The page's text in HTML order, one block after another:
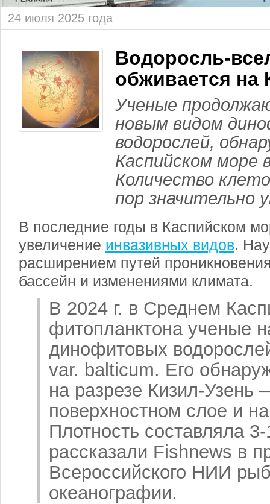
24 июля 2025 года
Водоросль-
обживается на
Ученые
новым видом
водорослей,
Каспийском море
Количество
пор значительно
В последние годы в Каспийском
увеличение инвазивных видов.
расширением путей
бассейн и изменениями климата.
В 2024 г. в Среднем
фитопланктона ученые
динофитовых
var. balticum. Его
на разрезе Кизил-
поверхностном слое и
Плотность составляла
рассказали Fishnews в
Всероссийского НИИ
океанографии.